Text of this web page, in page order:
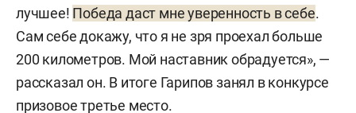
лучшее! Победа даст мне уверенность в себе.
Сам себе докажу, что я не зря проехал больше
200 километров. Мой наставник обрадуется», —
рассказал он. В итоге Гарипов занял в конкурсе
призовое третье место.